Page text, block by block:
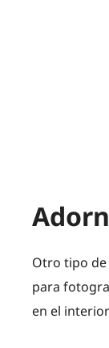
Otro tipo de
para
en el